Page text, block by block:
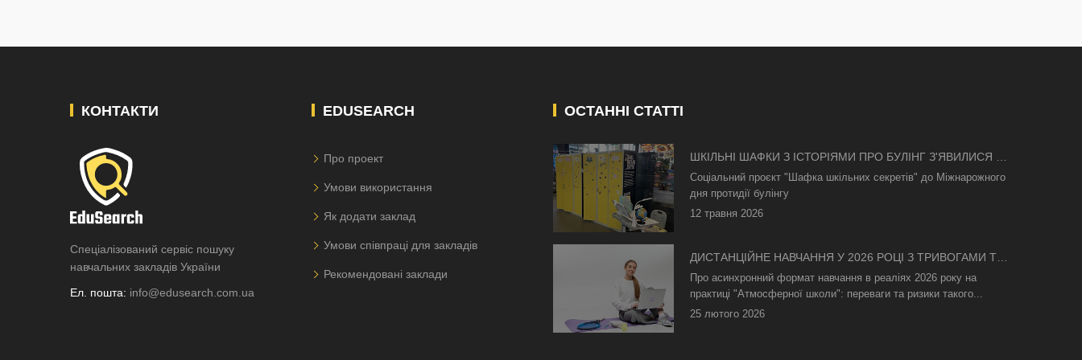
КОНТАКТИ
Спеціалізований сервіс пошуку
навчальних закладів України
Ел. пошта: info@edusearch.com.ua
EDUSEARCH
Про проект
Умови використання
Як додати заклад
Умови співпраці для закладів
Рекомендовані заклади
ОСТАННІ СТАТТІ
ШКІЛЬНІ ШАФКИ З ІСТОРІЯМИ ПРО БУЛІНГ З'ЯВИЛИСЯ В
КИЄВІ
Соціальний проєкт "Шафка шкільних секретів" до Міжнарожного
дня протидії булінгу
12 травня 2026
ДИСТАНЦІЙНЕ НАВЧАННЯ У 2026 РОЦІ З ТРИВОГАМИ ТА
БЕЗ СВІТЛА: ЯК АСИНХРОННИЙ ФОРМАТ РЯТУЄ
ОСВІТНІЙ ПРОЦЕС
Про асинхронний формат навчання в реаліях 2026 року на
практиці "Атмосферної школи": переваги та ризики такого...
25 лютого 2026